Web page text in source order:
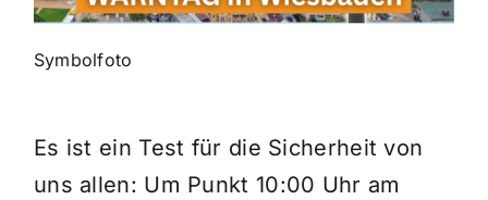
Symbolfoto
Es ist ein Test für die Sicherheit von
uns allen: Um Punkt 10:00 Uhr am